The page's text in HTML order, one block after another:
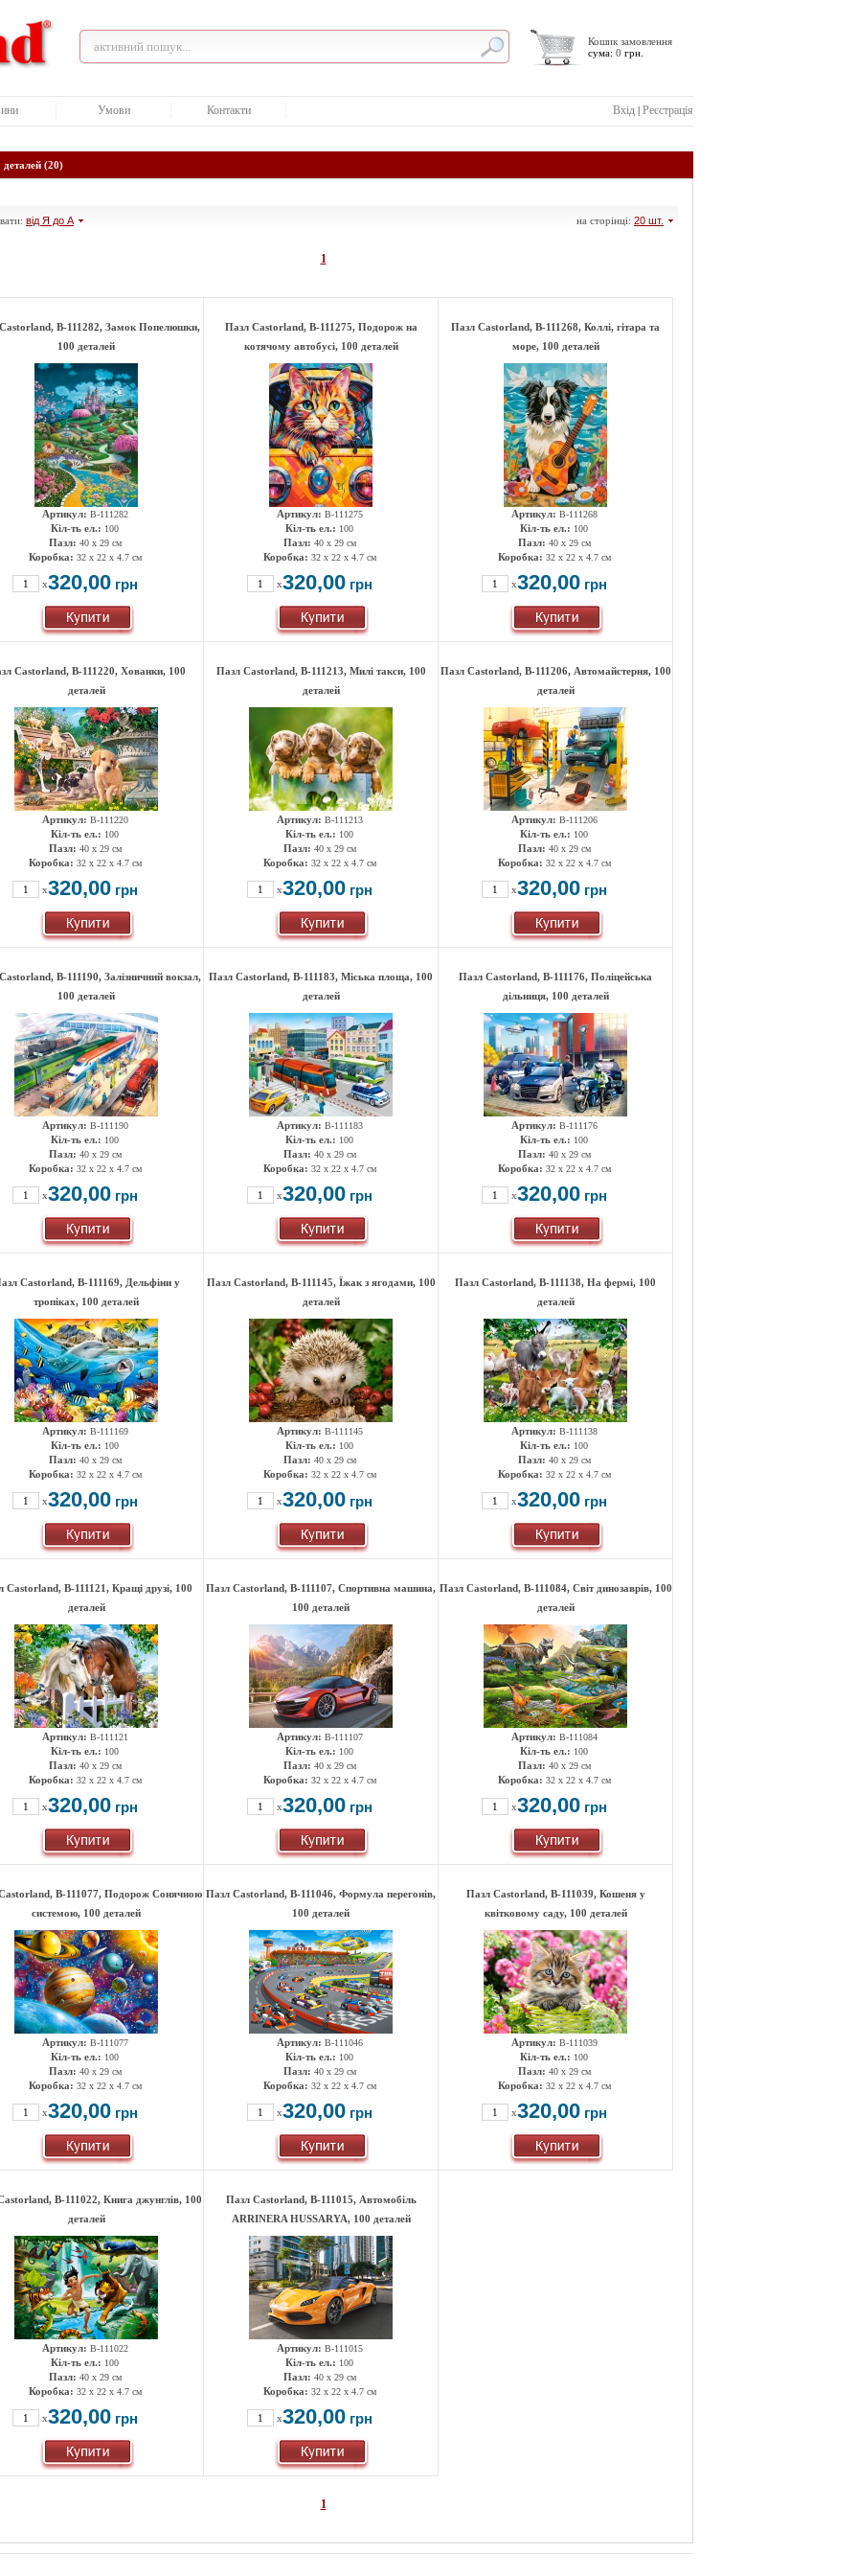
Кошик замовлення
сума: 0 грн.
Умови Контакти Вхід | Реєстрація
деталей (20)
від Я до А на сторінці: 20 шт.
1
B-111282, Замок Попелюшки,
100 деталей
Артикул: B-111282
Кіл-ть ел.: 100
Пазл: 40 x 29 см
Коробка: 32 x 22 x 4.7 см
x320,00 грн
Пазл Castorland, B-111275, Подорож на
котячому автобусі, 100 деталей
Артикул: B-111275
Кіл-ть ел.: 100
Пазл: 40 x 29 см
Коробка: 32 x 22 x 4.7 см
x320,00 грн
Пазл Castorland, B-111268, Коллі, гітара та
море, 100 деталей
Артикул: B-111268
Кіл-ть ел.: 100
Пазл: 40 x 29 см
Коробка: 32 x 22 x 4.7 см
x320,00 грн
Castorland, B-111220, Хованки, 100
деталей
Артикул: B-111220
Кіл-ть ел.: 100
Пазл: 40 x 29 см
Коробка: 32 x 22 x 4.7 см
x320,00 грн
Пазл Castorland, B-111213, Милі такси, 100
деталей
Артикул: B-111213
Кіл-ть ел.: 100
Пазл: 40 x 29 см
Коробка: 32 x 22 x 4.7 см
x320,00 грн
Пазл Castorland, B-111206, Автомайстерня, 100
деталей
Артикул: B-111206
Кіл-ть ел.: 100
Пазл: 40 x 29 см
Коробка: 32 x 22 x 4.7 см
x320,00 грн
B-111190, Залізничний вокзал,
100 деталей
Артикул: B-111190
Кіл-ть ел.: 100
Пазл: 40 x 29 см
Коробка: 32 x 22 x 4.7 см
x320,00 грн
Пазл Castorland, B-111183, Міська площа, 100
деталей
Артикул: B-111183
Кіл-ть ел.: 100
Пазл: 40 x 29 см
Коробка: 32 x 22 x 4.7 см
x320,00 грн
Пазл Castorland, B-111176, Поліцейська
дільниця, 100 деталей
Артикул: B-111176
Кіл-ть ел.: 100
Пазл: 40 x 29 см
Коробка: 32 x 22 x 4.7 см
x320,00 грн
Castorland, B-111169, Дельфіни у
тропіках, 100 деталей
Артикул: B-111169
Кіл-ть ел.: 100
Пазл: 40 x 29 см
Коробка: 32 x 22 x 4.7 см
x320,00 грн
Пазл Castorland, B-111145, Їжак з ягодами, 100
деталей
Артикул: B-111145
Кіл-ть ел.: 100
Пазл: 40 x 29 см
Коробка: 32 x 22 x 4.7 см
x320,00 грн
Пазл Castorland, B-111138, На фермі, 100
деталей
Артикул: B-111138
Кіл-ть ел.: 100
Пазл: 40 x 29 см
Коробка: 32 x 22 x 4.7 см
x320,00 грн
Castorland, B-111121, Кращі друзі, 100
деталей
Артикул: B-111121
Кіл-ть ел.: 100
Пазл: 40 x 29 см
Коробка: 32 x 22 x 4.7 см
x320,00 грн
Пазл Castorland, B-111107, Спортивна машина,
100 деталей
Артикул: B-111107
Кіл-ть ел.: 100
Пазл: 40 x 29 см
Коробка: 32 x 22 x 4.7 см
x320,00 грн
Пазл Castorland, B-111084, Світ динозаврів, 100
деталей
Артикул: B-111084
Кіл-ть ел.: 100
Пазл: 40 x 29 см
Коробка: 32 x 22 x 4.7 см
x320,00 грн
B-111077, Подорож Сонячною
системою, 100 деталей
Артикул: B-111077
Кіл-ть ел.: 100
Пазл: 40 x 29 см
Коробка: 32 x 22 x 4.7 см
x320,00 грн
Пазл Castorland, B-111046, Формула перегонів,
100 деталей
Артикул: B-111046
Кіл-ть ел.: 100
Пазл: 40 x 29 см
Коробка: 32 x 22 x 4.7 см
x320,00 грн
Пазл Castorland, B-111039, Кошеня у
квітковому саду, 100 деталей
Артикул: B-111039
Кіл-ть ел.: 100
Пазл: 40 x 29 см
Коробка: 32 x 22 x 4.7 см
x320,00 грн
B-111022, Книга джунглів, 100
деталей
Артикул: B-111022
Кіл-ть ел.: 100
Пазл: 40 x 29 см
Коробка: 32 x 22 x 4.7 см
x320,00 грн
Пазл Castorland, B-111015, Автомобіль
ARRINERA HUSSARYA, 100 деталей
Артикул: B-111015
Кіл-ть ел.: 100
Пазл: 40 x 29 см
Коробка: 32 x 22 x 4.7 см
x320,00 грн
1